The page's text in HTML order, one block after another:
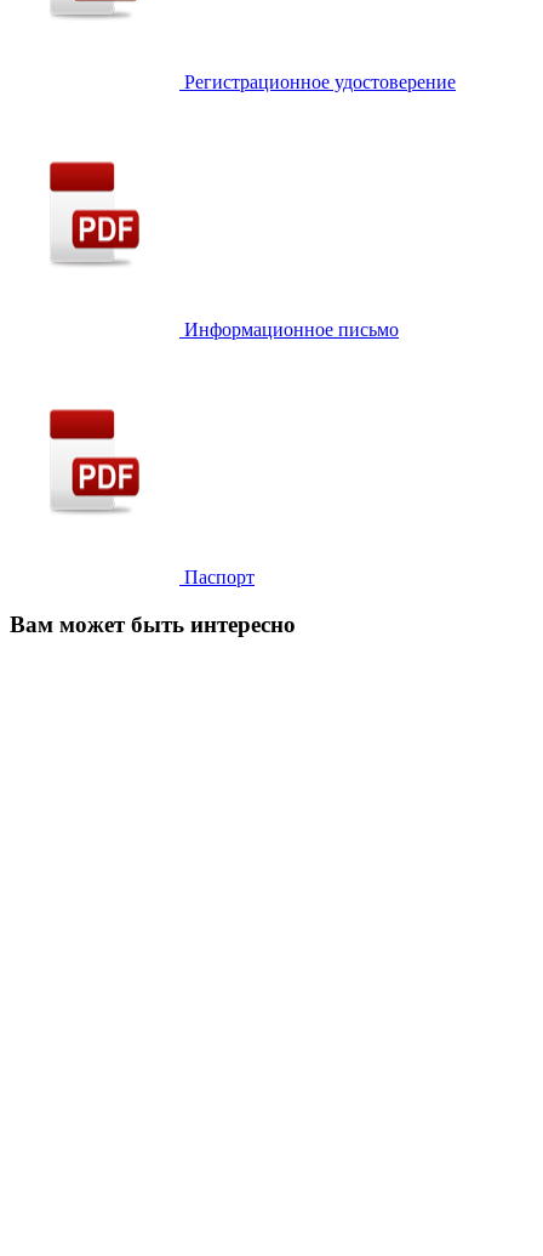
Регистрационное удостоверение
Информационное письмо
Паспорт
Вам может быть интересно